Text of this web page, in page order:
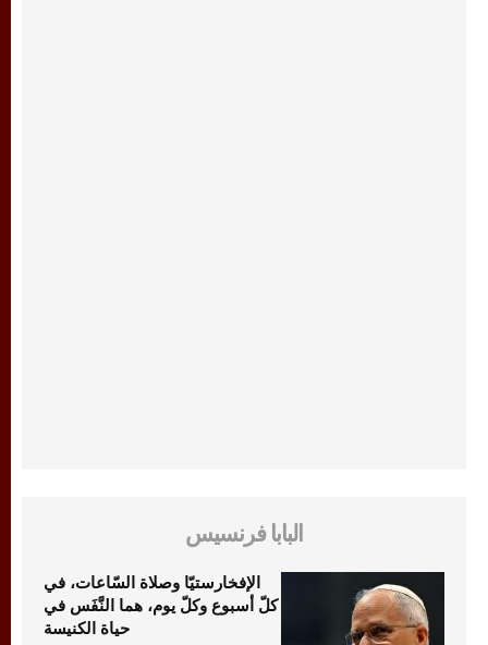
البابا فرنسيس
الإفخارستيّا وصلاة السّاعات، في
كلّ أسبوع وكلّ يوم، هما النَّفَس في
حياة الكنيسة